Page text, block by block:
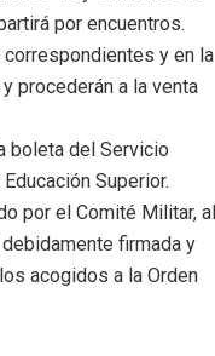
por encuentros.
y en la
procederán a la venta
boleta del Servicio
Superior.
por el Comité Militar, al
firmada y
acogidos a la Orden